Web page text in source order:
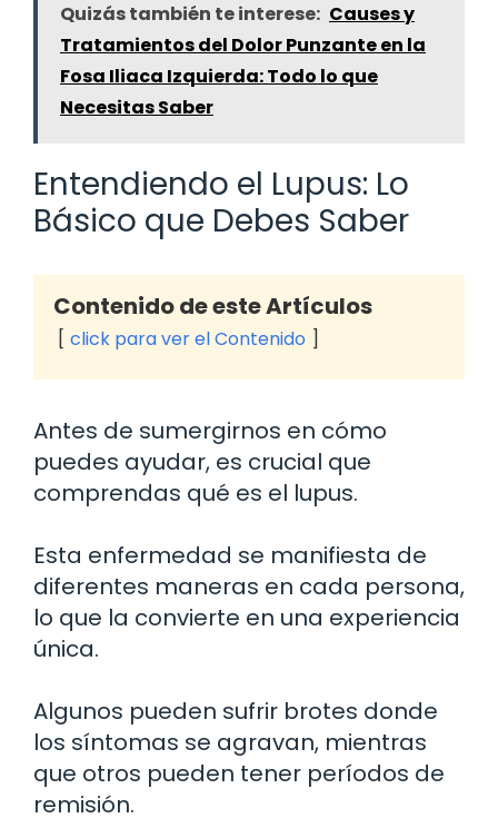
Quizás también te interese: Causes y
Tratamientos del Dolor Punzante en la
Fosa Iliaca Izquierda: Todo lo que
Necesitas Saber
Entendiendo el Lupus: Lo
Básico que Debes Saber
Contenido de este Artículos
click para ver el Contenido
Antes de sumergirnos en cómo
puedes ayudar, es crucial que
comprendas qué es el lupus.
Esta enfermedad se manifiesta de
diferentes maneras en cada persona,
lo que la convierte en una experiencia
única.
Algunos pueden sufrir brotes donde
los síntomas se agravan, mientras
que otros pueden tener períodos de
remisión.